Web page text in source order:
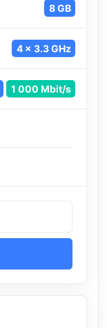
8 GB
4 x 3.3 GHz
1 000 Mbit/s